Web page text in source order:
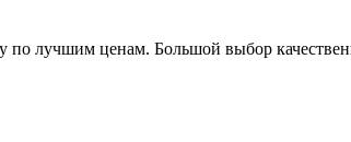
лучшим ценам. Большой выбор